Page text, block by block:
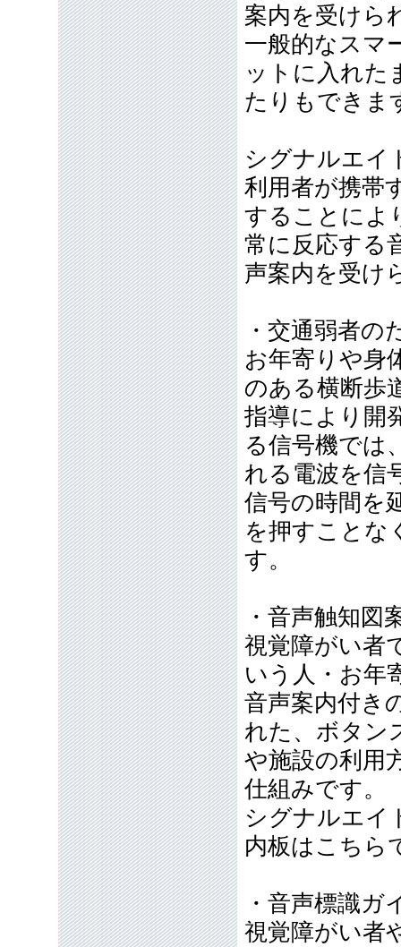
案内を受けら
一般的なスマ
ットに入れた
たりもできま
シグナルエイ
利用者が携帯
することによ
常に反応する
声案内を受け
・交通弱者の
お年寄りや身
のある横断歩
指導により開
る信号機では
れる電波を信
信号の時間を
を押すことな
す。
・音声触知図
視覚障がい者
いう人・お年
音声案内付き
れた、ボタン
や施設の利用
仕組みです。
シグナルエイ
内板はこちら
・音声標識ガ
視覚障がい者